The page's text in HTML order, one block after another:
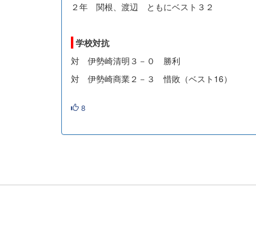
２年 関根、渡辺 ともにベスト３２
学校対抗
対 伊勢崎清明３－０ 勝利
対 伊勢崎商業２－３ 惜敗（ベスト16）
8